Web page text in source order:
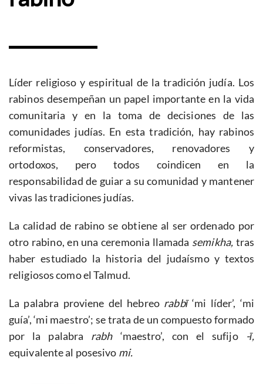
Líder religioso y espiritual de la tradición judía. Los
rabinos desempeñan un papel importante en la vida
comunitaria y en la toma de decisiones de las
comunidades judías. En esta tradición, hay rabinos
reformistas, conservadores, renovadores y
ortodoxos, pero todos coindicen en la
responsabilidad de guiar a su comunidad y mantener
vivas las tradiciones judías.
La calidad de rabino se obtiene al ser ordenado por
otro rabino, en una ceremonia llamada semikha, tras
haber estudiado la historia del judaísmo y textos
religiosos como el Talmud.
La palabra proviene del hebreo rabbī‘mi líder’, ‘mi
guía’, ‘mi maestro’; se trata de un compuesto formado
por la palabra rabh ‘maestro’, con el sufijo
-ī,
equivalente al posesivo mi.